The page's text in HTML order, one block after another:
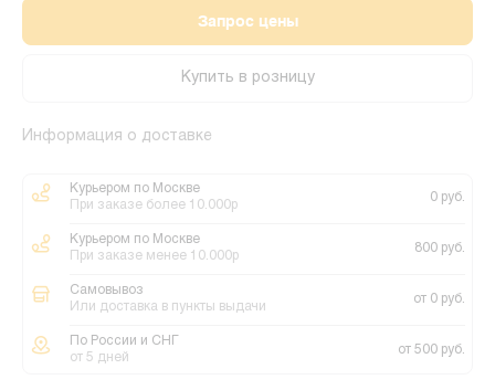
Запрос цены
Купить в розницу
Информация о доставке
Курьером по Москве
При заказе более 10.000р
0 руб.
Курьером по Москве
При заказе менее 10.000р
800 руб.
Самовывоз
Или доставка в пункты выдачи
от 0 руб.
По России и СНГ
от 5 дней
от 500 руб.